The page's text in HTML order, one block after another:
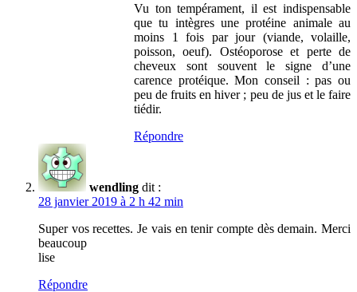
Vu ton tempérament, il est indispensable
que tu intègres une protéine animale au
moins 1 fois par jour (viande, volaille,
poisson, oeuf). Ostéoporose et perte de
cheveux sont souvent le signe d’une
carence protéique. Mon conseil : pas ou
peu de fruits en hiver ; peu de jus et le faire
tiédir.
Répondre
wendling dit :
28 janvier 2019 à 2 h 42 min
Super vos recettes. Je vais en tenir compte dès demain. Merci
beaucoup
lise
Répondre